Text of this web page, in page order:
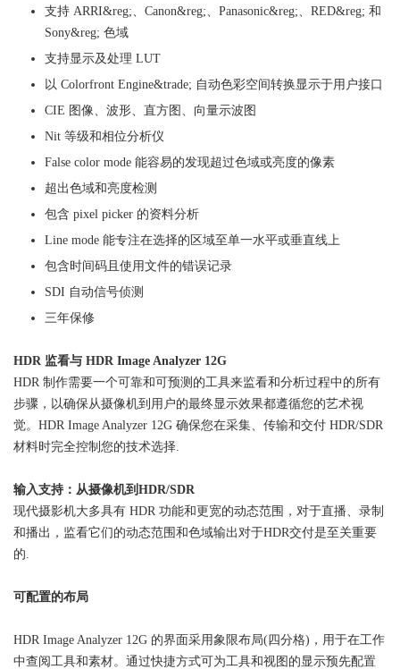
支持 ARRI&reg;、Canon&reg;、Panasonic&reg;、RED&reg; 和
Sony&reg; 色域
支持显示及处理 LUT
以 Colorfront Engine&trade; 自动色彩空间转换显示于用户接口
CIE 图像、波形、直方图、向量示波图
Nit 等级和相位分析仪
False color mode 能容易的发现超过色域或亮度的像素
超出色域和亮度检测
包含 pixel picker 的资料分析
Line mode 能专注在选择的区域至单一水平或垂直线上
包含时间码且使用文件的错误记录
SDI 自动信号侦测
三年保修
HDR 监看与 HDR Image Analyzer 12G
HDR 制作需要一个可靠和可预测的工具来监看和分析过程中的所有
步骤，以确保从摄像机到用户的最终显示效果都遵循您的艺术视
觉。HDR Image Analyzer 12G 确保您在采集、传输和交付 HDR/SDR
材料时完全控制您的技术选择.
输入支持： 从摄像机到HDR/SDR
现代摄影机大多具有 HDR 功能和更宽的动态范围，对于直播、录制
和播出，监看它们的动态范围和色域输出对于HDR交付是至关重要
的.
可配置的布局
HDR Image Analyzer 12G 的界面采用象限布局(四分格)，用于在工作
中查阅工具和素材。通过快捷方式可为工具和视图的显示预先配置